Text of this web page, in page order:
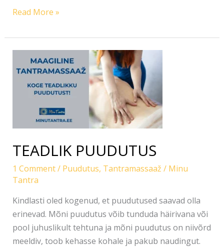
Read More »
TEADLIK PUUDUTUS
1 Comment/ Puudutus, Tantramassaaž / Minu
Tantra
Kindlasti oled kogenud, et puudutused saavad olla
erinevad. Mõni puudutus võib tunduda häirivana või
pool juhuslikult tehtuna ja mõni puudutus on niivõrd
meeldiv, toob kehasse kohale ja pakub naudingut.
TEADLIK
PUUDUTUS